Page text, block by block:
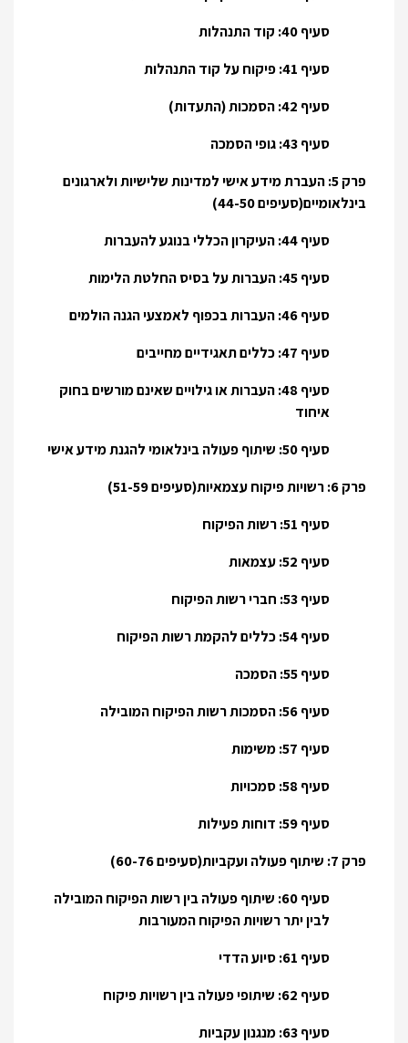
סעיף 40: קוד התנהלות
סעיף 41: פיקוח על קוד התנהלות
סעיף 42: הסמכות (התעדות)
סעיף 43: גופי הסמכה
פרק 5: העברת מידע אישי למדינות שלישיות ולארגונים
בינלאומיים(סעיפים 44-50)
סעיף 44: העיקרון הכללי בנוגע להעברות
סעיף 45: העברות על בסיס החלטת הלימות
סעיף 46: העברות בכפוף לאמצעי הגנה הולמים
סעיף 47: כללים תאגידיים מחייבים
סעיף 48: העברות או גילויים שאינם מורשים בחוק
איחוד
סעיף 50: שיתוף פעולה בינלאומי להגנת מידע אישי
פרק 6: רשויות פיקוח עצמאיות(סעיפים 51-59)
סעיף 51: רשות הפיקוח
סעיף 52: עצמאות
סעיף 53: חברי רשות הפיקוח
סעיף 54: כללים להקמת רשות הפיקוח
סעיף 55: הסמכה
סעיף 56: הסמכות רשות הפיקוח המובילה
סעיף 57: משימות
סעיף 58: סמכויות
סעיף 59: דוחות פעילות
פרק 7: שיתוף פעולה ועקביות(סעיפים 60-76)
סעיף 60: שיתוף פעולה בין רשות הפיקוח המובילה
לבין יתר רשויות הפיקוח המעורבות
סעיף 61: סיוע הדדי
סעיף 62: שיתופי פעולה בין רשויות פיקוח
סעיף 63: מנגנון עקביות